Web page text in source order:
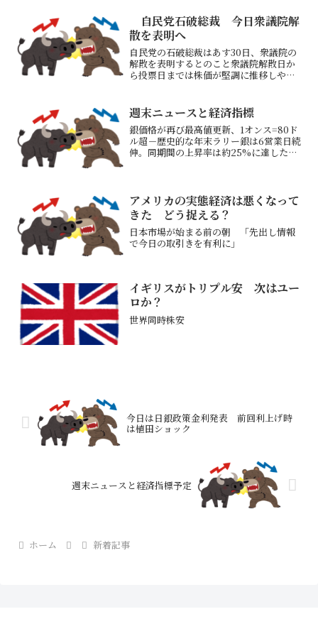
自民党石破総裁 今日衆議院解
散を表明へ
自民党の石破総裁はあす30日、衆議院の
解散を表明するとのこと衆議院解散日か
ら投票日までは株価が堅調に推移しやす
破氏が金融正常化容認の観測→為替の動
きは見ておき...
週末ニュースと経済指標
銀価格が再び最高値更新、1オンス=80ド
ル超－歴史的な年末ラリー銀は6営業日続
伸。同期間の上昇率は約25%に達した→
危険と思うXのポ...
アメリカの実態経済は悪くなって
きた どう捉える？
日本市場が始まる前の朝 「先出し情報
で今日の取引きを有利に」
イギリスがトリプル安 次はユー
ロか？
世界同時株安
今日は日銀政策金利発表 前回利上げ時
は植田ショック
週末ニュースと経済指標予定
ホーム 新着記事